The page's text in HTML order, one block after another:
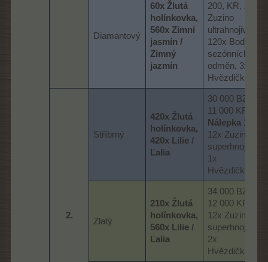
Diamantový
60x Žlutá
holínkovka,
560x Zimní
jasmín /
Zimný
jazmín
200, KR, 20x
Zuzino
ultrahnojivo,
120x Body
sezónních
odměn, 3x
Hvězdička
2.​
Stříbrný
420x Žlutá
holínkovka,
420x Lilie /
Ľalia
30 000 BZ,
11 000 KR,
Nálepka 1
12x Zuzino
superhnojivo,
1x
Hvězdička
Zlatý
210x Žlutá
holínkovka,
560x Lilie /
Ľalia
34 000 BZ,
12 000 KR,
12x Zuzino
superhnojivo,
2x
Hvězdička